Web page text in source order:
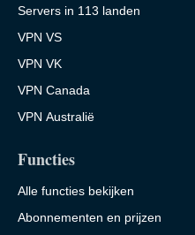
Servers in 113 landen
VPN VS
VPN VK
VPN Canada
VPN Australië
Functies
Alle functies bekijken
Abonnementen en prijzen